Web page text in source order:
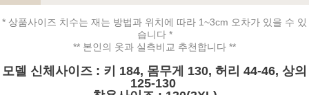
* 상품사이즈 치수는 재는 방법과 위치에 따라 1~3cm 오차가 있을 수 있
습니다 *
** 본인의 옷과 실측비교 추천합니다 **
모델 신체사이즈 : 키 184, 몸무게 130, 허리 44-46, 상의
125-130